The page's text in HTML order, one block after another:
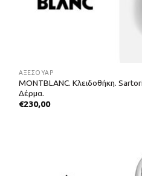
ΑΞΕΣΟΥΑΡ
MONTBLANC. Κλειδοθήκη.
Δέρμα.
€230,00